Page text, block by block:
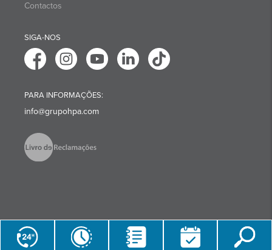
Contactos
SIGA-NOS
PARA INFORMAÇÕES:
info@grupohpa.com